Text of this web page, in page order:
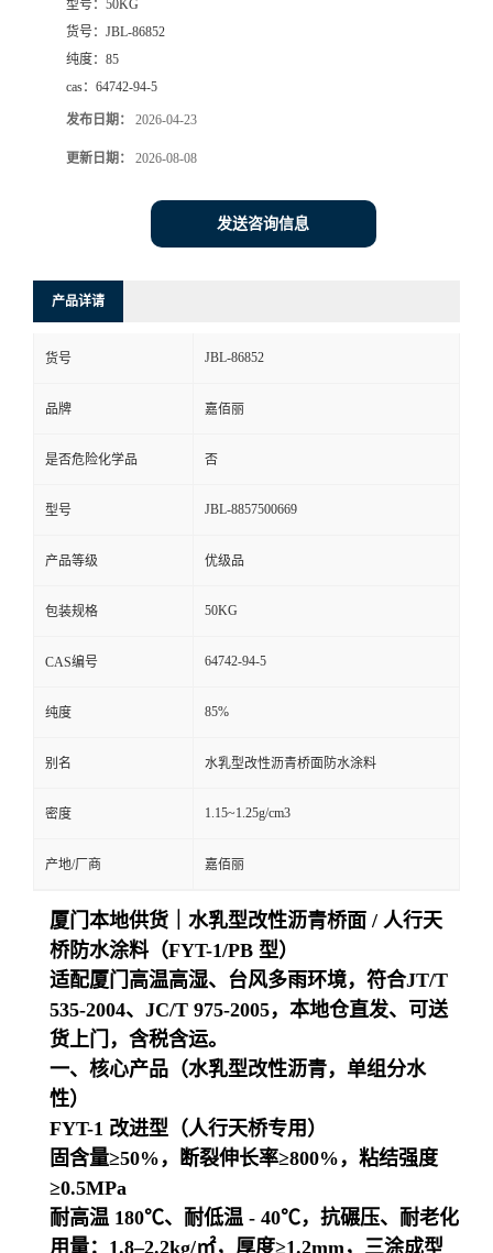
型号： 50KG
货号： JBL-86852
纯度： 85
cas： 64742-94-5
发布日期： 2026-04-23
更新日期： 2026-08-08
发送咨询信息
产品详请
货号 JBL-86852
品牌 嘉佰丽
是否危险化学品 否
型号 JBL-8857500669
产品等级 优级品
包装规格 50KG
CAS编号 64742-94-5
纯度 85%
别名 水乳型改性沥青桥面防水涂料
密度 1.15~1.25g/cm3
产地/厂商 嘉佰丽
厦门本地供货｜水乳型改性沥青桥面 / 人行天
桥防水涂料（FYT-1/PB 型）
适配厦门高温高湿、台风多雨环境，符合JT/T
535-2004、JC/T 975-2005，本地仓直发、可送
货上门，含税含运。
一、核心产品（水乳型改性沥青，单组分水
性）
FYT-1 改进型（人行天桥专用）
固含量≥50%，断裂伸长率≥800%，粘结强度
≥0.5MPa
耐高温 180℃、耐低温 - 40℃，抗碾压、耐老化
用量：1.8–2.2kg/㎡，厚度≥1.2mm，三涂成型